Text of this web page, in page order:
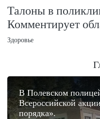
Талоны в
Комментирует
Здоровье
В Полевском
Всероссийской
порядка».